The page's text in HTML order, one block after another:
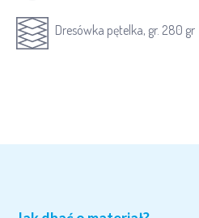
Dresówka pętelka, gr. 280 gr